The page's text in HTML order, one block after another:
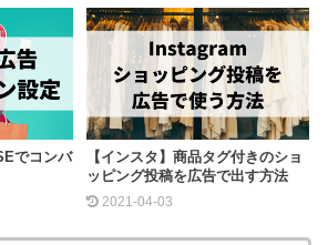
でコンバ
【インスタ】商品タグ付きのショ
ッピング投稿を広告で出す方法
2021-04-03